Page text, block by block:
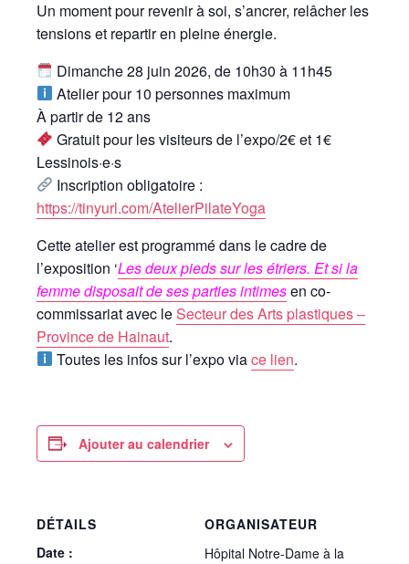
Un moment pour revenir à soi, s’ancrer, relâcher les
tensions et repartir en pleine énergie.
Dimanche 28 juin 2026, de 10h30 à 11h45
Atelier pour 10 personnes maximum
À partir de 12 ans
Gratuit pour les visiteurs de l’expo/2€ et 1€
Lessinois·e·s
Inscription obligatoire :
https://tinyurl.com/AtelierPilateYoga
Cette atelier est programmé dans le cadre de
l’exposition ‘Les deux pieds sur les étriers. Et si la
femme disposait de ses parties intimesen co-
commissariat avec leSecteur des Arts plastiques –
Province de Hainaut.
Toutes les infos sur l’expo viace lien.
Ajouter au calendrier
DÉTAILS
Date :
ORGANISATEUR
Hôpital Notre-Dame à la